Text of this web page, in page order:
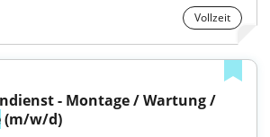
Vollzeit
(m/w/d)